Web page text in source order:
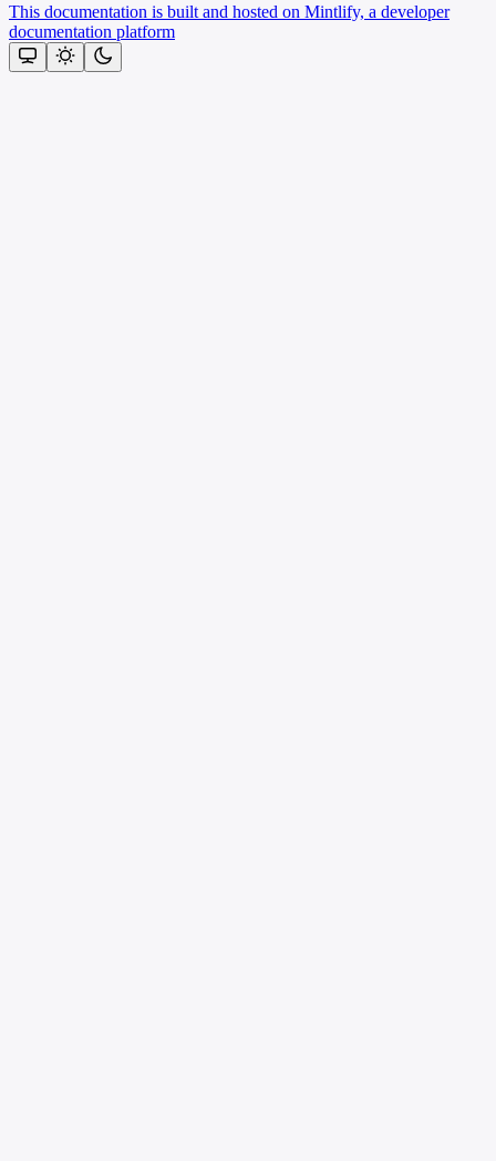
This documentation is built and hosted on Mintlify, a developer
documentation platform